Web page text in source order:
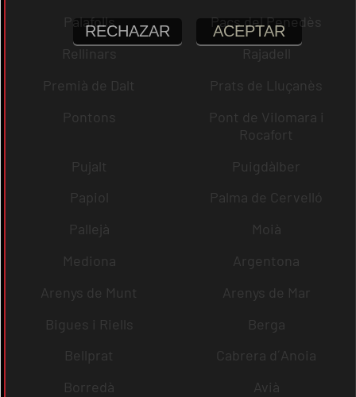
Palafolls
Pacs del Penedès
Rellinars
Rajadell
Premià de Dalt
Prats de Lluçanès
Pontons
Pont de Vilomara i
Rocafort
Pujalt
Puigdàlber
Papiol
Palma de Cervelló
Pallejà
Moià
Mediona
Argentona
Arenys de Munt
Arenys de Mar
Bigues i Riells
Berga
Bellprat
Cabrera d´Anoia
Borredà
Avià
RECHAZAR ACEPTAR